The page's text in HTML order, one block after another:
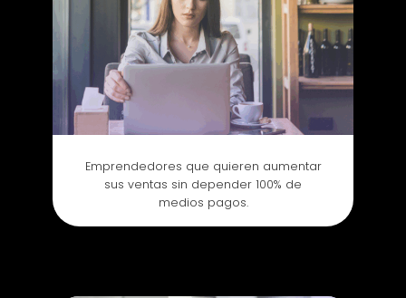
Emprendedores que quieren aumentar
sus ventas sin depender 100% de
medios pagos.